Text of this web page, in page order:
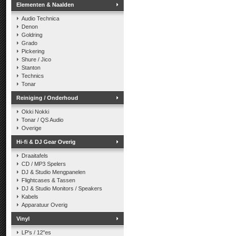
Elementen & Naalden
Audio Technica
Denon
Goldring
Grado
Pickering
Shure / Jico
Stanton
Technics
Tonar
Reiniging / Onderhoud
Okki Nokki
Tonar / QS Audio
Overige
Hi-fi & DJ Gear Overig
Draaitafels
CD / MP3 Spelers
DJ & Studio Mengpanelen
Flightcases & Tassen
DJ & Studio Monitors / Speakers
Kabels
Apparatuur Overig
Vinyl
LP's / 12"es